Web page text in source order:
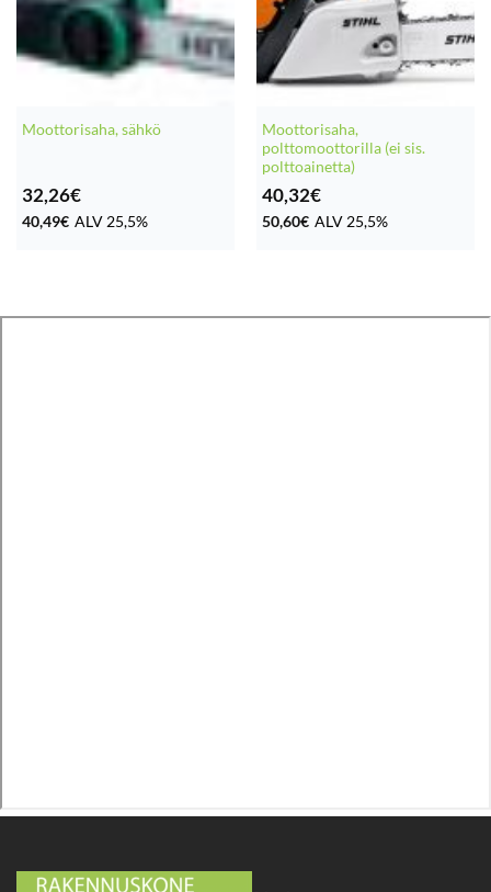
Moottorisaha, sähkö
32,26€
40,49€ ALV 25,5%
Moottorisaha,
polttomoottorilla (ei sis.
polttoainetta)
40,32€
50,60€ ALV 25,5%